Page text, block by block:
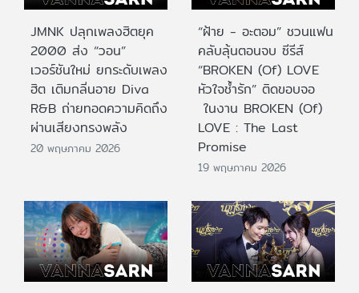
JMNK ปลุกเพลงฮิตยุค
2000 ส่ง “วอน”
เวอร์ชันใหม่ ยกระดับเพลง
ฮิต เติมกลิ่นอาย Diva
R&B ถ่ายทอดความคิดถึง
ผ่านเสียงทรงพลัง
20 พฤษภาคม 2026
“ฝ้าย - อะตอม” ชวนแฟน
คลับลุ้นตอนจบ ซีรีส์
“BROKEN (Of) LOVE
หัวใจช้ำรัก” ติดขอบจอ
ในงาน BROKEN (Of)
LOVE : The Last
Promise
19 พฤษภาคม 2026